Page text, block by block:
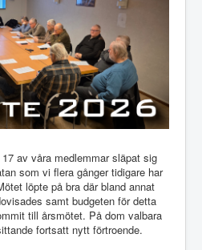
av våra medlemmar släpat sig
som vi flera gånger tidigare har
löpte på bra där bland annat
samt budgeten för detta
till årsmötet. På dom valbara
fortsatt nytt förtroende.